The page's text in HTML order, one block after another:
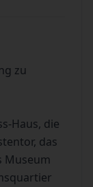
zu
Haus, die
das
Museum